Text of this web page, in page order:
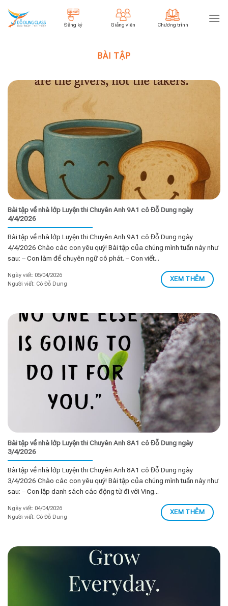
Skip
Đăng ký Giảng viên Chương trình
BÀI TẬP
Bài tập về nhà lớp Luyện thi Chuyên Anh 9A1 cô Đỗ Dung ngày
4/4/2026
Bài tập về nhà lớp Luyện thi Chuyên Anh 9A1 cô Đỗ Dung ngày
4/4/2026 Chào các con yêu quý! Bài tập của chúng mình tuần này như
sau: – Con làm đề chuyên ngữ cô phát. – Con viết...
Ngày viết: 05/04/2026
Người viết: Cô Đỗ Dung
XEM THÊM
Bài tập về nhà lớp Luyện thi Chuyên Anh 8A1 cô Đỗ Dung ngày
3/4/2026
Bài tập về nhà lớp Luyện thi Chuyên Anh 8A1 cô Đỗ Dung ngày
3/4/2026 Chào các con yêu quý! Bài tập của chúng mình tuần này như
sau: – Con lập danh sách các động từ đi với Ving...
Ngày viết: 04/04/2026
Người viết: Cô Đỗ Dung
XEM THÊM